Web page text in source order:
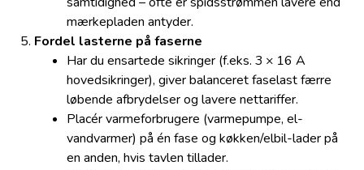
mærkepladen antyder.
Fordel lasterne på faserne
Har du ensartede sikringer (f.eks. 3 × 16 A
hovedsikringer), giver balanceret faselast færre
løbende afbrydelser og lavere nettariffer.
Placér varmeforbrugere (varmepumpe, el-
vandvarmer) på én fase og køkken/elbil-lader på
en anden, hvis tavlen tillader.